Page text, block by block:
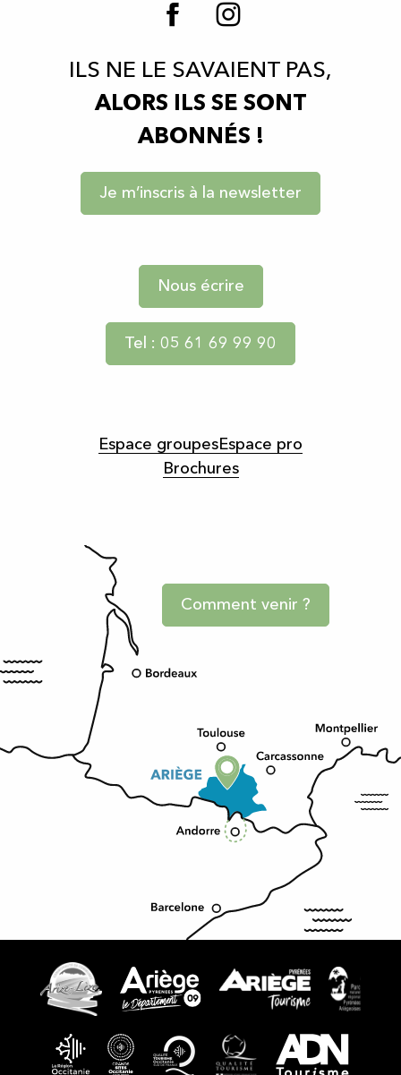
ILS NE LE SAVAIENT PAS,
ALORS ILS SE SONT
ABONNÉS !
Je m’inscris à la newsletter
Nous écrire
Tel : 05 61 69 99 90
Espace groupesEspace pro
Brochures
Comment venir ?